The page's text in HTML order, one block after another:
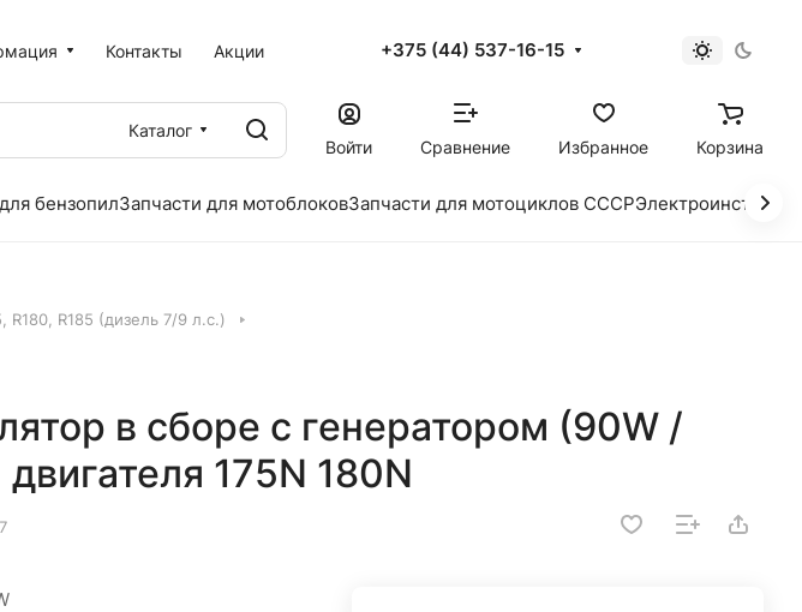
Контакты Акции +375 (44) 537-16-15
Каталог
Войти
Сравнение Избранное Корзина
бензопилЗапчасти для мотоблоковЗапчасти для мотоциклов СССР
R180, R185 (дизель 7/9 л.с.)
в сборе с генератором (90W /
175N 180N